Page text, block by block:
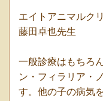
エイトアニマルク
藤田卓也先生
一般診療はもちろ
ン・フィラリア・
す。他の子の病気